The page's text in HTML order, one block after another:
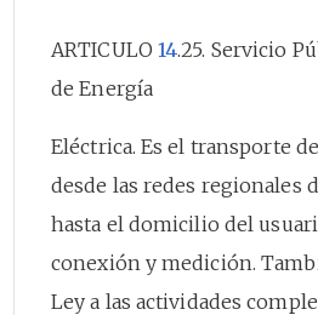
ARTICULO 14.25. Servicio
de Energía
Eléctrica. Es el transporte
desde las redes regionales
hasta el domicilio del
conexión y medición.
Ley a las actividades